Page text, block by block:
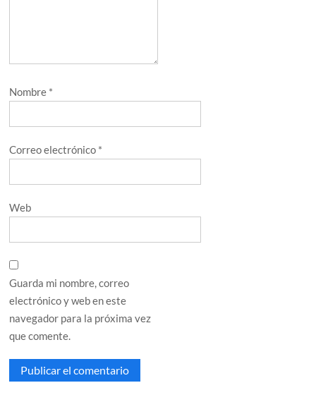
Nombre *
Correo electrónico *
Web
Guarda mi nombre, correo
electrónico y web en este
navegador para la próxima vez
que comente.